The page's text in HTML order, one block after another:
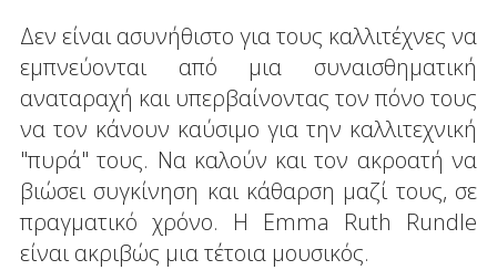
Δεν είναι ασυνήθιστο για τους καλλιτέχνες να
εμπνεύονται από μια συναισθηματική
αναταραχή και υπερβαίνοντας τον πόνο τους
να τον κάνουν καύσιμο για την καλλιτεχνική
"πυρά" τους. Να καλούν και τον ακροατή να
βιώσει συγκίνηση και κάθαρση μαζί τους, σε
πραγματικό χρόνο. Η Emma Ruth Rundle
είναι ακριβώς μια τέτοια μουσικός.